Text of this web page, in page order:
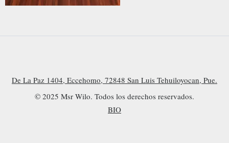
De La Paz 1404, Eccehomo, 72848 San Luis Tehuiloyocan, Pue.
© 2025 Msr Wilo. Todos los derechos reservados.
BIO